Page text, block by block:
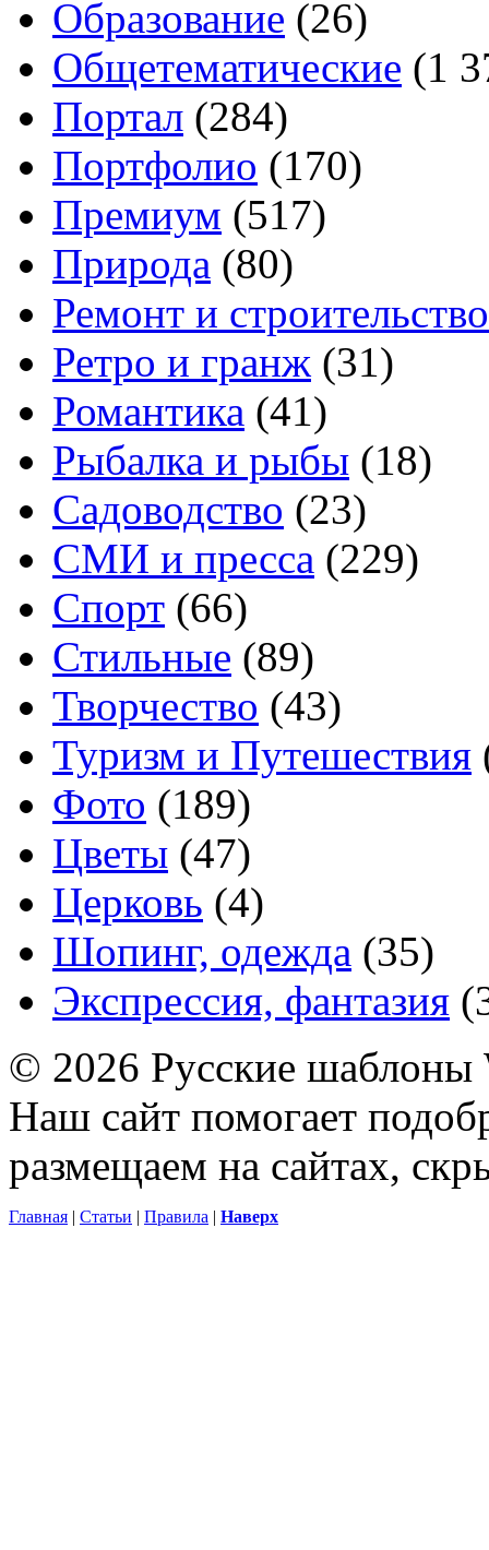
Образование (26)
Общетематические (1
Портал (284)
Портфолио (170)
Премиум (517)
Природа (80)
Ремонт и строительство
Ретро и гранж (31)
Романтика (41)
Рыбалка и рыбы (18)
Садоводство (23)
СМИ и пресса (229)
Спорт (66)
Стильные (89)
Творчество (43)
Туризм и Путешествия
Фото (189)
Цветы (47)
Церковь (4)
Шопинг, одежда (35)
Экспрессия, фантазия
© 2026 Русские шаблоны
Наш сайт помогает
размещаем на сайтах,
Главная | Статьи | Правила | Наверх